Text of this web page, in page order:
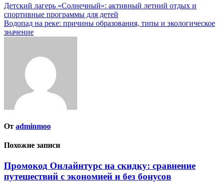
Навигация
по
записям
Детский лагерь «Солнечный»: активный летний отдых и
спортивные программы для детей
Водопад на реке: причины образования, типы и экологическое
значение
От adminmoo
Похожие записи
Промокод Онлайнтурс на скидку: сравнение
путешествий с экономией и без бонусов